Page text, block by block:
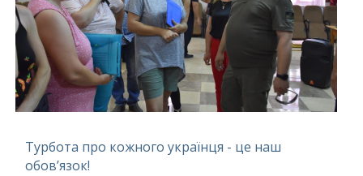
Турбота про кожного українця - це наш
обов’язок!